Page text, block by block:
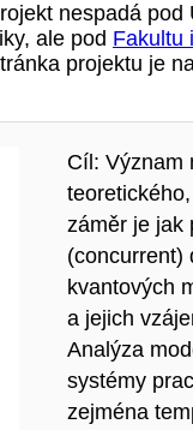
nespadá pod
ale pod Fakultu
projektu je
Cíl: Význam
záměr je jak
(concurrent)
kvantových
a jejich
Analýza
systémy
zejména